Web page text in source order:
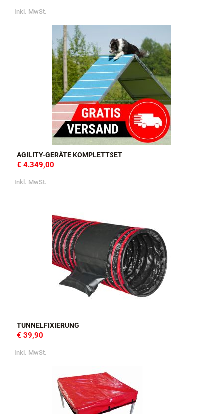
Inkl. MwSt.
AGILITY-GERÄTE KOMPLETTSET
€ 4.349,00
Inkl. MwSt.
TUNNELFIXIERUNG
€ 39,90
Inkl. MwSt.